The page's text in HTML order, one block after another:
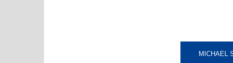
MICHAEL